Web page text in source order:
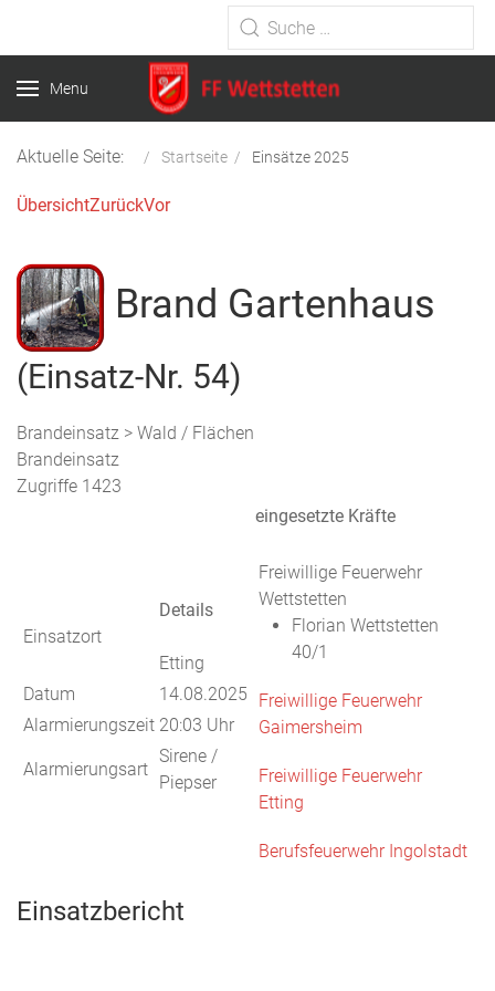
Type 2 or more characters for
results.
Menu
Aktuelle Seite: Startseite Einsätze 2025
ÜbersichtZurückVor
Brand Gartenhaus
(Einsatz-Nr. 54)
Brandeinsatz > Wald / Flächen
Brandeinsatz
Zugriffe 1423
Einsatzort
Details
Etting
Datum
14.08.2025
Alarmierungszeit 20:03 Uhr
Alarmierungsart
Sirene /
Piepser
eingesetzte Kräfte
Freiwillige Feuerwehr
Wettstetten
Florian Wettstetten
40/1
Freiwillige Feuerwehr
Gaimersheim
Freiwillige Feuerwehr
Etting
Berufsfeuerwehr Ingolstadt
Einsatzbericht